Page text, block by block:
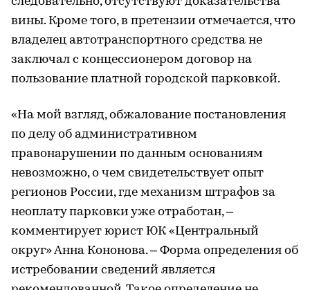
вины. Кроме того, в претензии отмечается, что
владелец автотранспортного средства не
заключал с концессионером договор на
пользование платной городской парковкой.
«На мой взгляд, обжалование постановления
по делу об административном
правонарушении по данным основаниям
невозможно, о чем свидетельствует опыт
регионов России, где механизм штрафов за
неоплату парковки уже отработан, –
комментирует юрист ЮК «Центральный
округ» Анна Кононова. – Форма определения об
истребовании сведений является